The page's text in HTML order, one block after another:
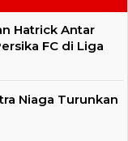
Hatrick Antar
FC di Liga
Niaga Turunkan